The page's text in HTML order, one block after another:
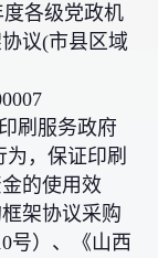
度各级党政机
议(市县区域
刷服务政府
，保证印刷
的使用效
架协议采购
号）、《山西